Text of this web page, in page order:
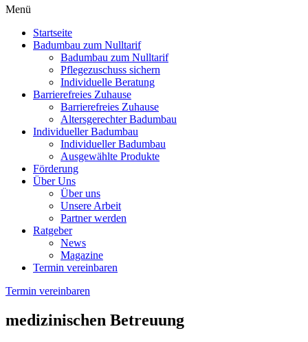
Menü
Startseite
Badumbau zum Nulltarif
Badumbau zum Nulltarif
Pflegezuschuss sichern
Individuelle Beratung
Barrierefreies Zuhause
Barrierefreies Zuhause
Altersgerechter Badumbau
Individueller Badumbau
Individueller Badumbau
Ausgewählte Produkte
Förderung
Über Uns
Über uns
Unsere Arbeit
Partner werden
Ratgeber
News
Magazine
Termin vereinbaren
Termin vereinbaren
medizinischen Betreuung